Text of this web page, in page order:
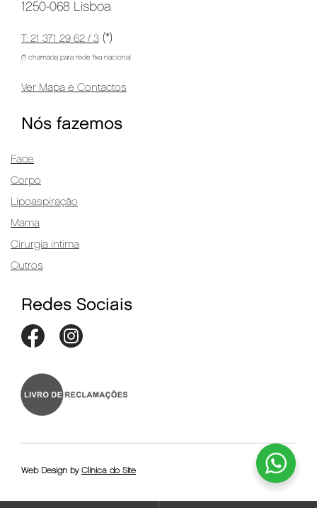
1250-068 Lisboa
T: 21 371 29 62 / 3 (*)
(*) chamada para rede fixa nacional
Ver Mapa e Contactos
Nós fazemos
Face
Corpo
Lipoaspiração
Mama
Cirurgia íntima
Outros
Redes Sociais
Web Design by Clínica do Site